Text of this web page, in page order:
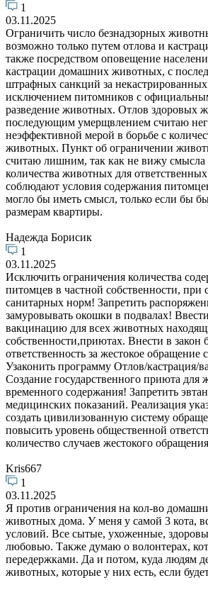
1
03.11.2025
Ограничить число безнадзорных
возможно только путем отлова и
также посредством оповещение
кастрации домашних животных, с
штрафных санкций за
исключением питомников с
разведение животных. Отлов здоровых
последующим умерщвлением считаю
неэффективной мерой в борьбе с
животных. Пункт об ограничении
считаю лишним, так как не вижу смысла
количества животных для
соблюдают условия содержания
могло бы иметь смысл, только если бы
размерам квартиры.
Надежда Борисик
1
03.11.2025
Исключить ограничения количества
питомцев в частной собственности, при
санитарных норм! Запретить
замуровывать окошки в подвалах!
вакцинацию для всех животных
собственности,приютах. Внести в закон
ответственность за жестокое
Узаконить программу Отлов/кастрация/
Создание государственного приюта для
временного содержания! Запретить
медицинских показаний. Реализация
создать цивилизованную систему
повысить уровень общественной
количество случаев жестокого
Kris667
1
03.11.2025
Я против ограничения на кол-во
животных дома. У меня у самой 3 кота,
условий. Все сытые, ухоженные,
любовью. Также думаю о волонтерах,
передержками. Да и потом, куда людям
животных, которые у них есть, если